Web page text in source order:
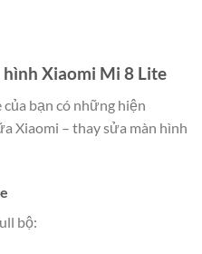
Xiaomi Mi 8 Lite
bạn có những hiện
Xiaomi – thay sửa màn hình
bộ: